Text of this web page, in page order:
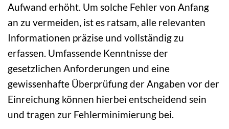
Aufwand erhöht. Um solche Fehler von Anfang
an zu vermeiden, ist es ratsam, alle relevanten
Informationen präzise und vollständig zu
erfassen. Umfassende Kenntnisse der
gesetzlichen Anforderungen und eine
gewissenhafte Überprüfung der Angaben vor der
Einreichung können hierbei entscheidend sein
und tragen zur Fehlerminimierung bei.